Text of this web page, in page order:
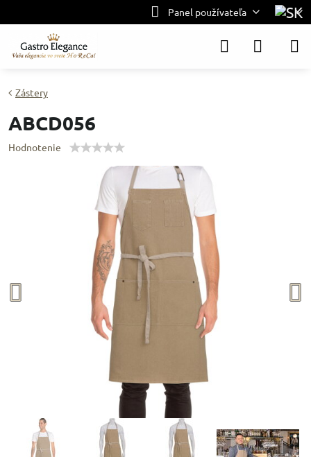
Panel používateľa
Zástery
ABCD056
Hodnotenie